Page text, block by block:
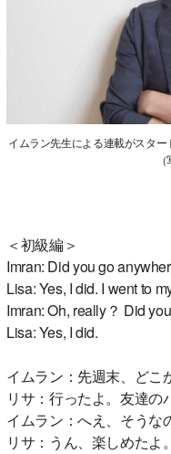
イムラン先生による連載がスタ
＜初級編＞
Imran: Did you go
Lisa: Yes, I did. I went to
Imran: Oh, really？ Did
Lisa: Yes, I did.
イムラン：先週末、どこ
リサ：行ったよ。友達の
イムラン：へえ、そうな
リサ：うん、楽しめたよ。